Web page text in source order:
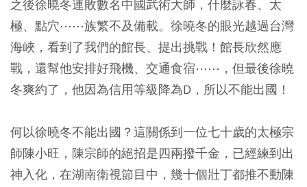
之後徐曉冬連敗數名中國武術大師，什麼詠春、太
極、點穴⋯⋯族繁不及備載。徐曉冬的眼光越過台灣
海峽，看到了我們的館長、提出挑戰！館長欣然應
戰，還幫他安排好飛機、交通食宿⋯⋯，但最後徐曉
冬爽約了，他因為信用等級降為D，所以不能出國！
何以徐曉冬不能出國？這關係到一位七十歲的太極宗
師陳小旺，陳宗師的絕招是四兩撥千金，已經練到出
神入化，在湖南衛視節目中，幾十個壯丁都推不動陳